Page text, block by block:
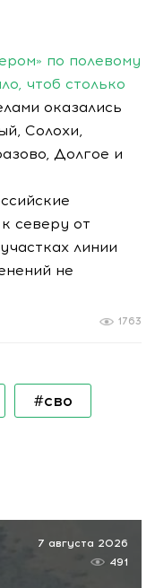
по полевому
чтоб столько
оказались
Солохи,
Долгое и
северу от
линии
не
1763
#сво
7 августа 2026
491